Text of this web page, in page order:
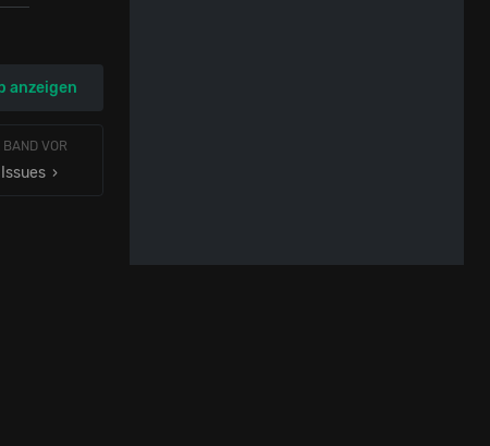
anzeigen
BAND VOR
Issues